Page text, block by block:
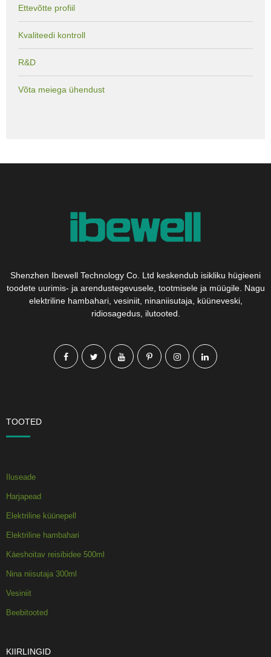
Ettevõtte profiil
Kvaliteedi kontroll
R&D
Võta meiega ühendust
Shenzhen Ibewell Technology Co. Ltd keskendub isikliku hügieeni
toodete uurimis- ja arendustegevusele, tootmisele ja müügile. Nagu
elektriline hambahari, vesiniit, ninaniisutaja, küüneveski,
ridiosagedus, ilutooted.
TOOTED
Iluseade
Harjapead
Elektriline küünepell
Elektriline hambahari
Käeshoitav reisibidee 500ml
Nina niisutaja 300ml
Vesiniit
Beebitooted
KIIRLINGID